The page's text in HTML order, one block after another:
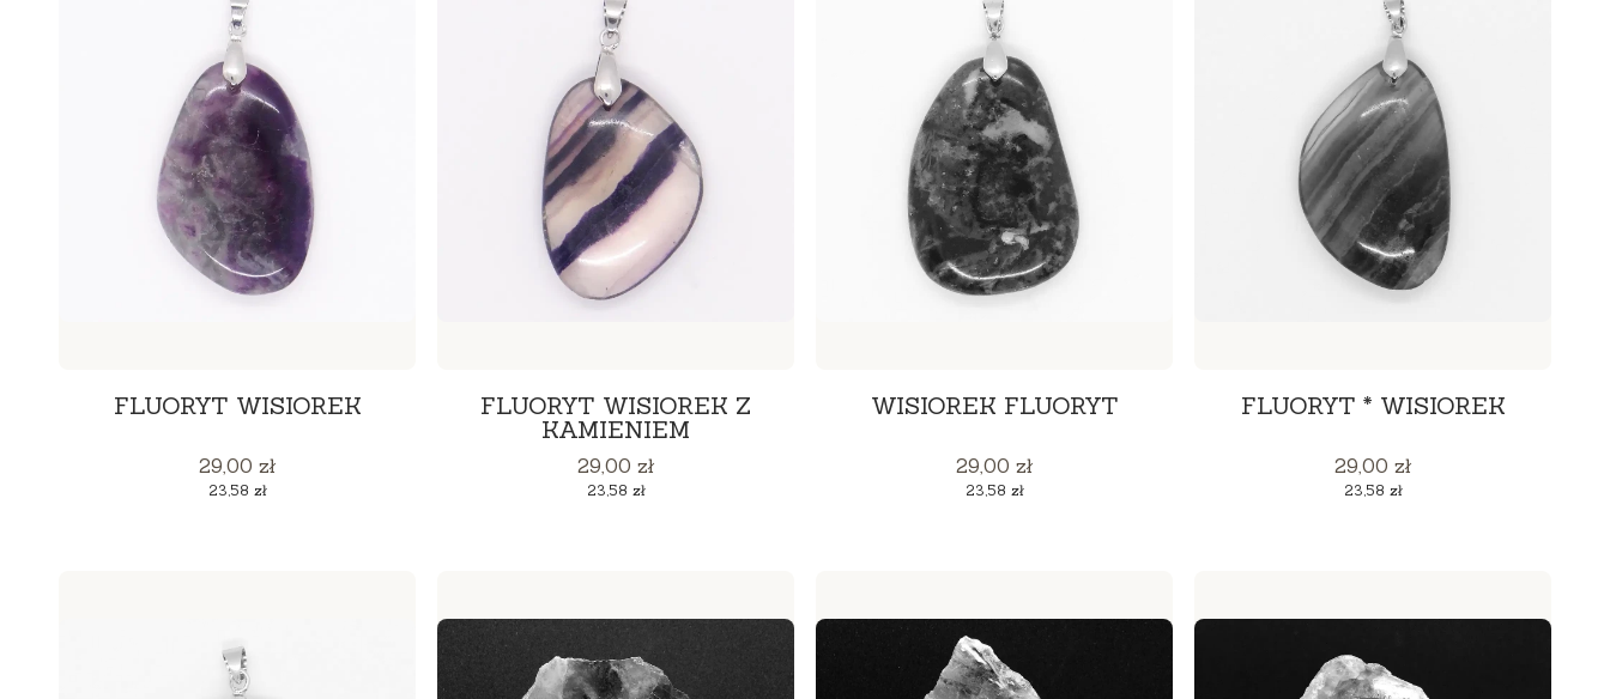
FLUORYT WISIOREK
Cena
29,00 zł
Cena
23,58 zł
FLUORYT WISIOREK Z
KAMIENIEM
Cena
29,00 zł
Cena
23,58 zł
WISIOREK FLUORYT
Cena
29,00 zł
Cena
23,58 zł
FLUORYT * WISIOREK
Cena
29,00 zł
Cena
23,58 zł